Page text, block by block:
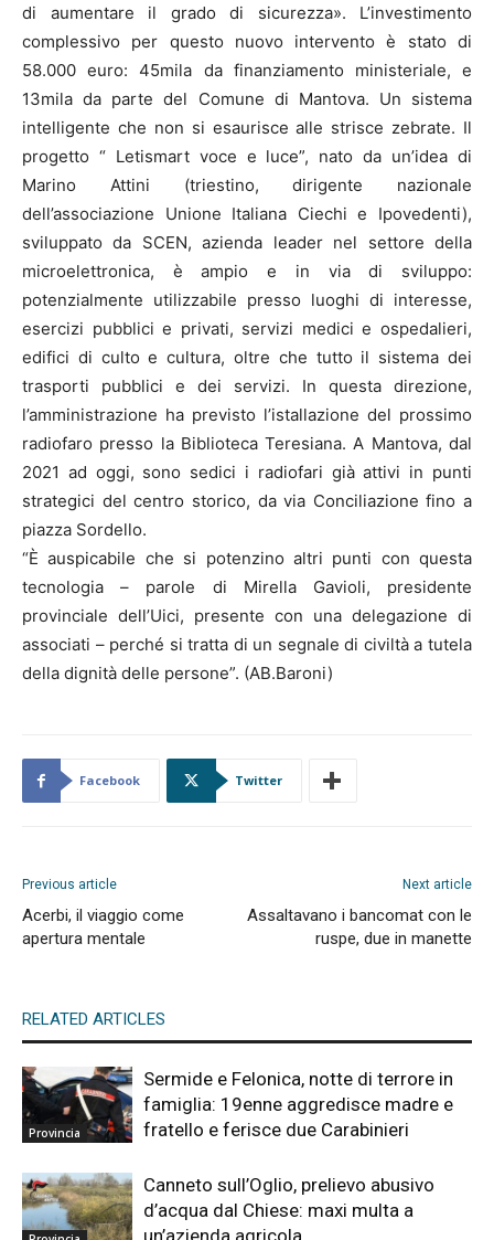
di aumentare il grado di sicurezza». L’investimento
complessivo per questo nuovo intervento è stato di
58.000 euro: 45mila da finanziamento ministeriale, e
13mila da parte del Comune di Mantova. Un sistema
intelligente che non si esaurisce alle strisce zebrate. Il
progetto “ Letismart voce e luce”, nato da un’idea di
Marino Attini (triestino, dirigente nazionale
dell’associazione Unione Italiana Ciechi e Ipovedenti),
sviluppato da SCEN, azienda leader nel settore della
microelettronica, è ampio e in via di sviluppo:
potenzialmente utilizzabile presso luoghi di interesse,
esercizi pubblici e privati, servizi medici e ospedalieri,
edifici di culto e cultura, oltre che tutto il sistema dei
trasporti pubblici e dei servizi. In questa direzione,
l’amministrazione ha previsto l’istallazione del prossimo
radiofaro presso la Biblioteca Teresiana. A Mantova, dal
2021 ad oggi, sono sedici i radiofari già attivi in punti
strategici del centro storico, da via Conciliazione fino a
piazza Sordello.
“È auspicabile che si potenzino altri punti con questa
tecnologia – parole di Mirella Gavioli, presidente
provinciale dell’Uici, presente con una delegazione di
associati – perché si tratta di un segnale di civiltà a tutela
della dignità delle persone”. (AB.Baroni)
Facebook Twitter
Previous article
Acerbi, il viaggio come
apertura mentale
Next article
Assaltavano i bancomat con le
ruspe, due in manette
RELATED ARTICLES
Provincia
Sermide e Felonica, notte di terrore in
famiglia: 19enne aggredisce madre e
fratello e ferisce due Carabinieri
Canneto sull’Oglio, prelievo abusivo
d’acqua dal Chiese: maxi multa a
un’azienda agricola